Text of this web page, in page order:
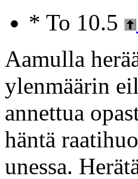
* To 10.5
Aamulla
ylenmäärin
annettua
häntä
unessa.